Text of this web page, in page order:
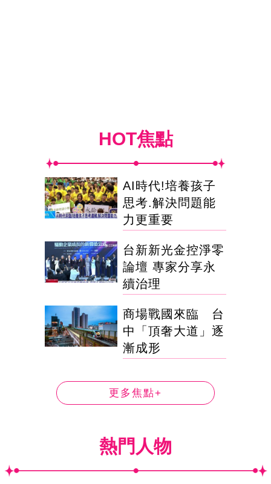
HOT焦點
AI時代!培養孩子
思考.解決問題能
力更重要
台新新光金控淨零
論壇 專家分享永
續治理
商場戰國來臨 台
中「頂奢大道」逐
漸成形
更多焦點+
熱門人物